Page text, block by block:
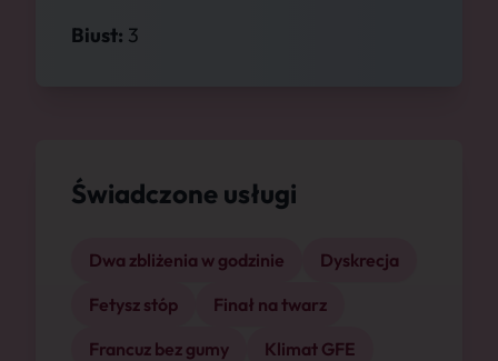
Biust: 3
Świadczone usługi
Dwa zbliżenia w godzinie
Dyskrecja
Fetysz stóp
Finał na twarz
Francuz bez gumy
Klimat GFE